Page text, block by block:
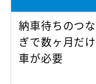
納車待ちのつな
ぎで数ヶ月だけ
車が必要